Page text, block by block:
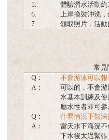
5.
體驗潛水活動約
6.
上岸換裝沖洗，
7.
領取照片，活
常見
Q：
不會游泳可以
A：
可以的，不會
水基本訓練及
應水性者即可參
Q：
什麼情況下無法
A：
當天水下海況
下水後太過緊